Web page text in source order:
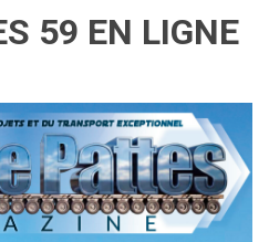
59 EN LIGNE